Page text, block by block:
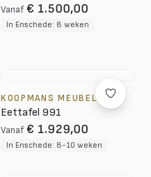
Vanaf € 1.500,00
In Enschede: 8 weken
KOOPMANS MEUBELEN
Eettafel 991
Vanaf € 1.929,00
In Enschede: 8-10 weken